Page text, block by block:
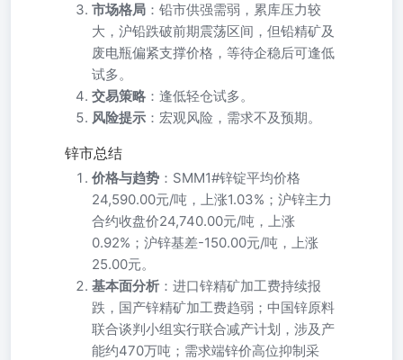
市场格局 ：铅市供强需弱，累库压力较
大，沪铅跌破前期震荡区间，但铅精矿及
废电瓶偏紧支撑价格，等待企稳后可逢低
试多。
交易策略 ：逢低轻仓试多。
风险提示 ：宏观风险，需求不及预期。
锌市总结
价格与趋势 ：SMM1#锌锭平均价格
24,590.00元/吨，上涨1.03%；沪锌主力
合约收盘价24,740.00元/吨，上涨
0.92%；沪锌基差-150.00元/吨，上涨
25.00元。
基本面分析 ：进口锌精矿加工费持续报
跌，国产锌精矿加工费趋弱；中国锌原料
联合谈判小组实行联合减产计划，涉及产
能约470万吨；需求端锌价高位抑制采